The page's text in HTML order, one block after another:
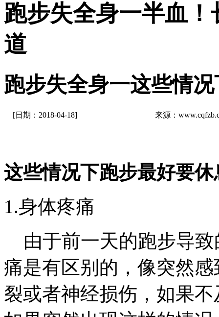
跑步失全身一半血
道
跑步失全身一这些情
[日期：2018-04-18] 来源：
这些情况下跑步最好要休
1.身体疼痛
由于前一天的跑步导致
痛是有区别的，像突然
裂或者神经损伤，如果